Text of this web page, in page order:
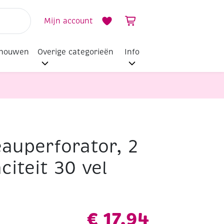
Mijn account
Overige categorieën Info
2
30 vel
€ 17,94